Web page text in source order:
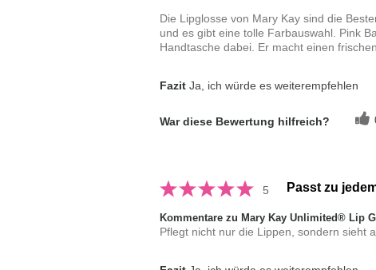
Die Lipglosse von Mary Kay sind die
und es gibt eine tolle Farbauswahl. Pink
Handtasche dabei. Er macht einen
FazitJa, ich würde es weiterempfehlen
War diese Bewertung hilfreich?
5 Passt zu
Kommentare zu Mary Kay Unlimited® Lip
Pflegt nicht nur die Lippen, sondern sieht